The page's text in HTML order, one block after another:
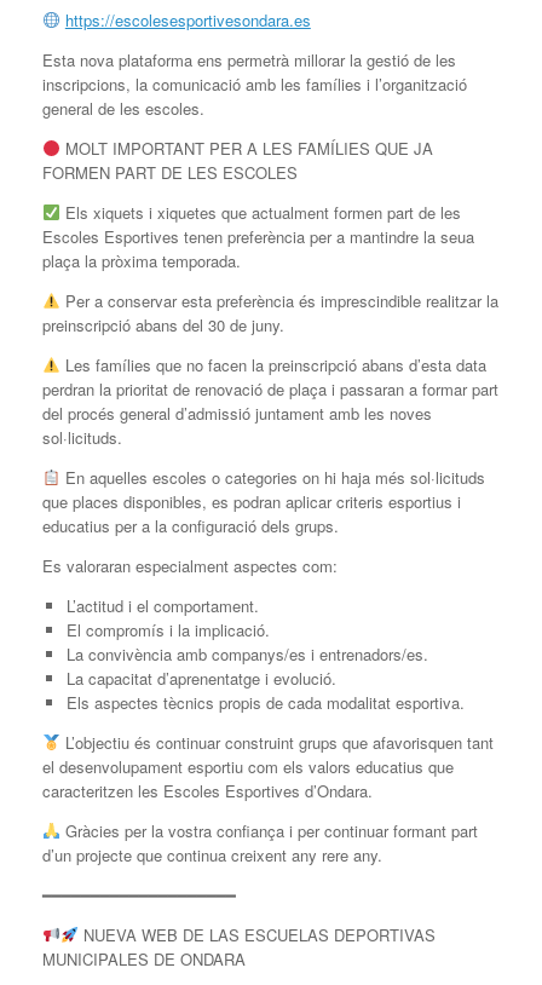
https://escolesesportivesondara.es
Esta nova plataforma ens permetrà millorar la gestió de les
inscripcions, la comunicació amb les famílies i l’organització
general de les escoles.
MOLT IMPORTANT PER A LES FAMÍLIES QUE JA
FORMEN PART DE LES ESCOLES
Els xiquets i xiquetes que actualment formen part de les
Escoles Esportives tenen preferència per a mantindre la seua
plaça la pròxima temporada.
Per a conservar esta preferència és imprescindible realitzar la
preinscripció abans del 30 de juny.
Les famílies que no facen la preinscripció abans d’esta data
perdran la prioritat de renovació de plaça i passaran a formar part
del procés general d’admissió juntament amb les noves
sol·licituds.
En aquelles escoles o categories on hi haja més sol·licituds
que places disponibles, es podran aplicar criteris esportius i
educatius per a la configuració dels grups.
Es valoraran especialment aspectes com:
L’actitud i el comportament.
El compromís i la implicació.
La convivència amb companys/es i entrenadors/es.
La capacitat d’aprenentatge i evolució.
Els aspectes tècnics propis de cada modalitat esportiva.
L’objectiu és continuar construint grups que afavorisquen tant
el desenvolupament esportiu com els valors educatius que
caracteritzen les Escoles Esportives d’Ondara.
Gràcies per la vostra confiança i per continuar formant part
d’un projecte que continua creixent any rere any.
━━━━━━━━━━━━━━━━━━━━
NUEVA WEB DE LAS ESCUELAS DEPORTIVAS
MUNICIPALES DE ONDARA